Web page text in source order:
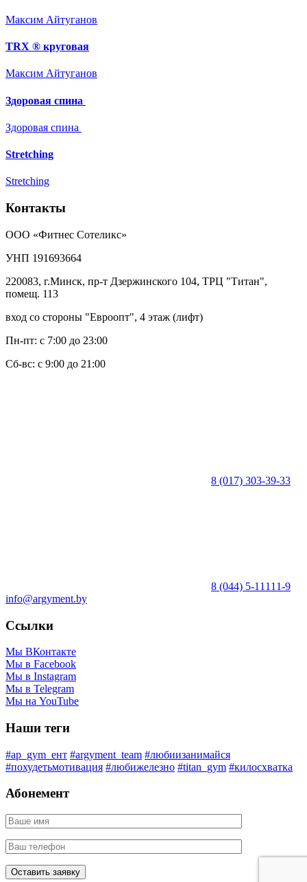
Максим Айтуганов
TRX ® круговая
Максим Айтуганов
Здоровая спина
Здоровая спина
Stretching
Stretching
Контакты
ООО «Фитнес Сотеликс»
УНП 191693664
220083, г.Минск, пр-т Дзержинского 104, ТРЦ "Титан",
помещ. 113
вход со стороны "Евроопт", 4 этаж (лифт)
Пн-пт: с 7:00 до 23:00
Сб-вс: с 9:00 до 21:00
8 (017) 303-39-33
8 (044) 5-11111-9
info@argyment.by
Ссылки
Мы ВКонтакте
Мы в Facebook
Мы в Instagram
Мы в Telegram
Мы на YouTube
Наши теги
#ap_gym_ент #argyment_team #любиизанимайся
#похудетьмотивация #любижелезно #titan_gym #килосхватка
Абонемент
Оставить заявку